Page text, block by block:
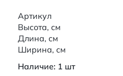
Артикул
Высота, см
Длина, см
Ширина, см
Наличие: 1 шт